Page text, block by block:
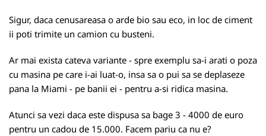
Sigur, daca cenusareasa o arde bio sau eco, in loc de ciment
ii poti trimite un camion cu busteni.
Ar mai exista cateva variante - spre exemplu sa-i arati o poza
cu masina pe care i-ai luat-o, insa sa o pui sa se deplaseze
pana la Miami - pe banii ei - pentru a-si ridica masina.
Atunci sa vezi daca este dispusa sa bage 3 - 4000 de euro
pentru un cadou de 15.000. Facem pariu ca nu e?